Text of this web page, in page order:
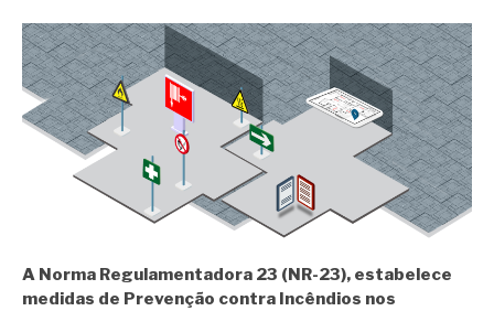
A Norma Regulamentadora 23 (NR-23), estabelece
medidas de Prevenção contra Incêndios nos